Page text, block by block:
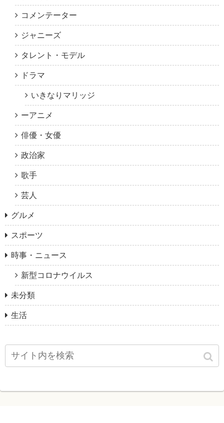
コメンテーター
ジャニーズ
タレント・モデル
ドラマ
いきなりマリッジ
ーアニメ
俳優・女優
政治家
歌手
芸人
グルメ
スポーツ
時事・ニュース
新型コロナウイルス
未分類
生活